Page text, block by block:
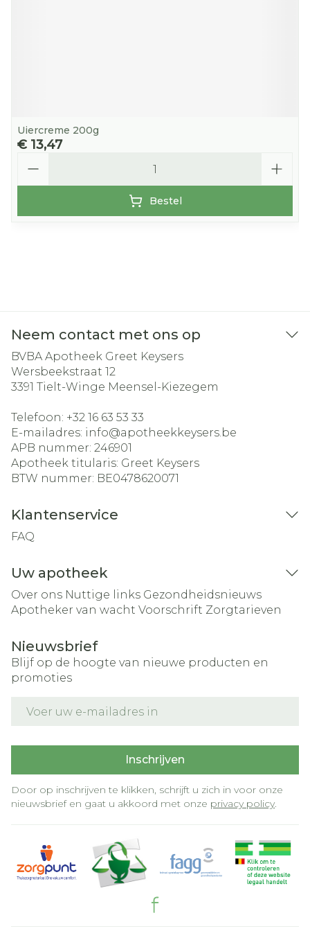
Uiercreme 200g
€ 13,47
Bestel
Neem contact met ons op
BVBA Apotheek Greet Keysers
Wersbeekstraat 12
3391 Tielt-Winge Meensel-Kiezegem
Telefoon: +32 16 63 53 33
E-mailadres: info@apotheekkeysers.be
APB nummer: 246901
Apotheek titularis: Greet Keysers
BTW nummer: BE0478620071
Klantenservice
FAQ
Uw apotheek
Over ons Nuttige links Gezondheidsnieuws
Apotheker van wacht Voorschrift Zorgtarieven
Nieuwsbrief
Blijf op de hoogte van nieuwe producten en
promoties
Inschrijven
Door op inschrijven te klikken, schrijft u zich in voor onze
nieuwsbrief en gaat u akkoord met onze privacy policy.